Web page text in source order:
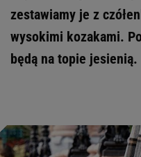
zestawiamy je z
wysokimi kozakami.
będą na topie jesienią.